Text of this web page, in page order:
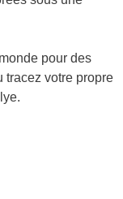
pour des
tracez votre propre